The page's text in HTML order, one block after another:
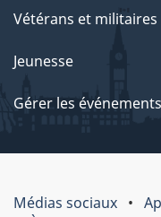
Vétérans et militaires
Jeunesse
Gérer les
Médias sociaux